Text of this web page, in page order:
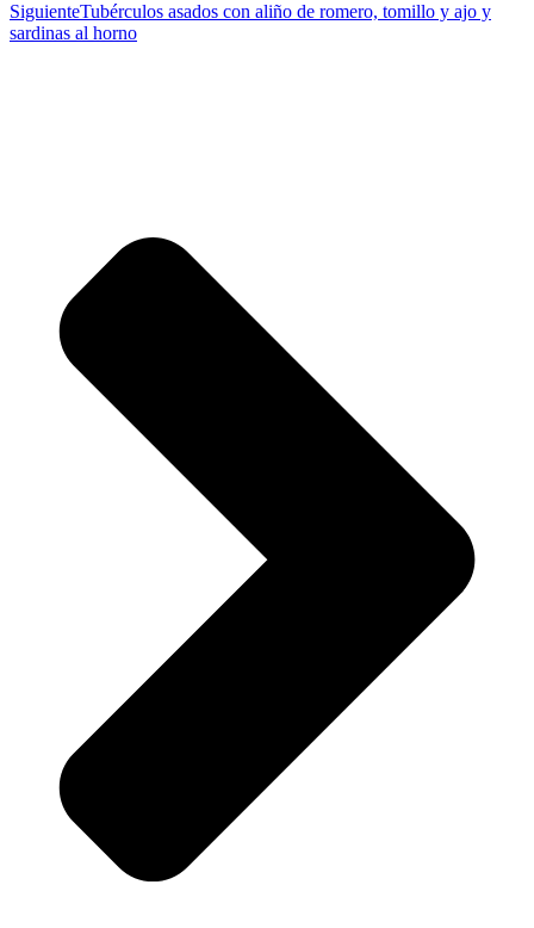
SiguienteTubérculos asados con aliño de romero, tomillo y ajo y
sardinas al horno